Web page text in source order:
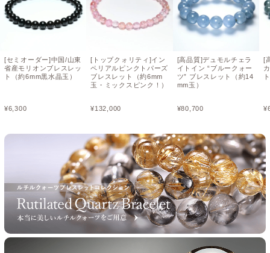
[セミオーダー]中国/山東
省産モリオンブレスレッ
ト（約6mm黒水晶玉）
¥6,300
[トップクォリティ]イン
ペリアルピンクトパーズ
ブレスレット（約6mm
玉・ミックスピンク！）
¥132,000
[高品質]デュモルチェラ
イトイン “ブルークォー
ツ” ブレスレット（約14
mm玉）
¥80,700
[
¥